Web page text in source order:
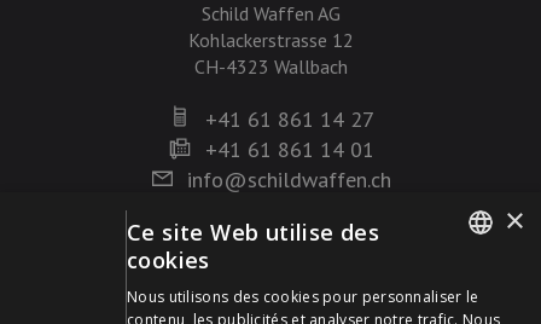
Schild Waffen AG
Kohlackerstrasse 12
CH-4323 Wallbach
+41 61 861 14 27
+41 61 861 14 01
info@schildwaffen.ch
Mode de paiement
×
Ce site Web utilise des
cookies
Nous utilisons des cookies pour personnaliser le
contenu, les publicités et analyser notre trafic. Nous